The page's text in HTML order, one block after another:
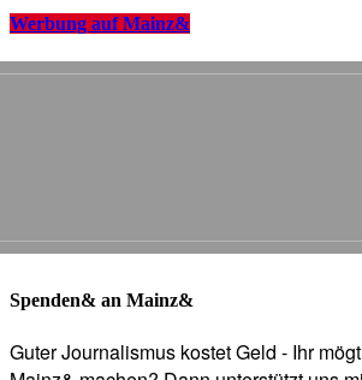
Werbung auf Mainz&
Spenden& an Mainz&
Guter Journalismus kostet Geld - Ihr